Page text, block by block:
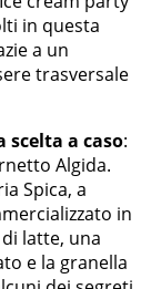
in questa
a un
trasversale
scelta a caso:
Algida.
Spica, a
in
latte, una
e la granella